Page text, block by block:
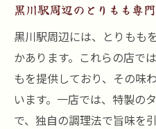
とりももと合わ
黒川駅でのとり
とりももが主役
焼肉体験を豊か
焼肉を極める旅黒川駅
黒川駅周辺のとりもも専
黒川駅周辺には、とりもも
かあります。これらの店で
もを提供しており、その味
います。一店では、特製の
で、独自の調理法で旨味を